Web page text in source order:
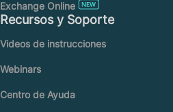
Exchange Online
Recursos y Soporte
Videos de instrucciones
Webinars
Centro de Ayuda